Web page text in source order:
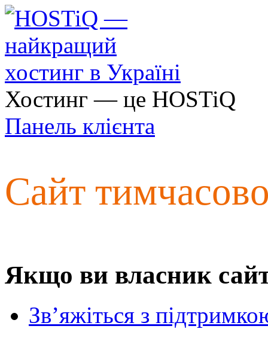
Хостинг — це HOSTiQ
Панель клієнта
Сайт
Якщо ви власник
Зв’яжіться з